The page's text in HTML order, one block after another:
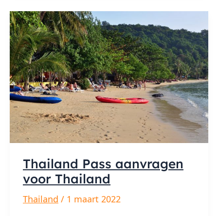
Thailand Pass aanvragen
voor Thailand
Thailand / 1 maart 2022